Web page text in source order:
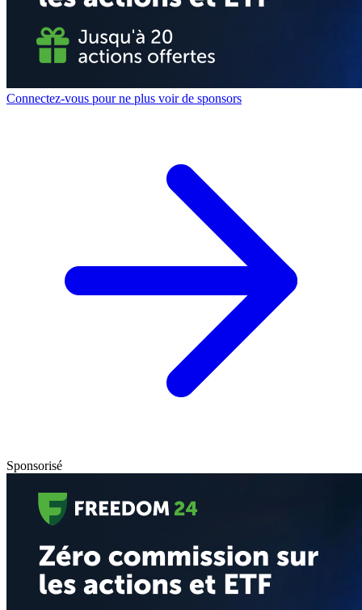
Connectez-vous pour ne plus voir de sponsors
Sponsorisé